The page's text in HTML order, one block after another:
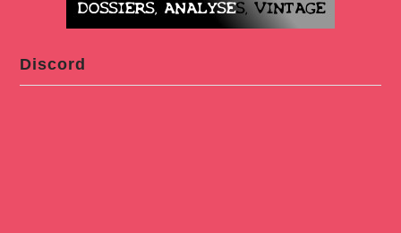
Discord